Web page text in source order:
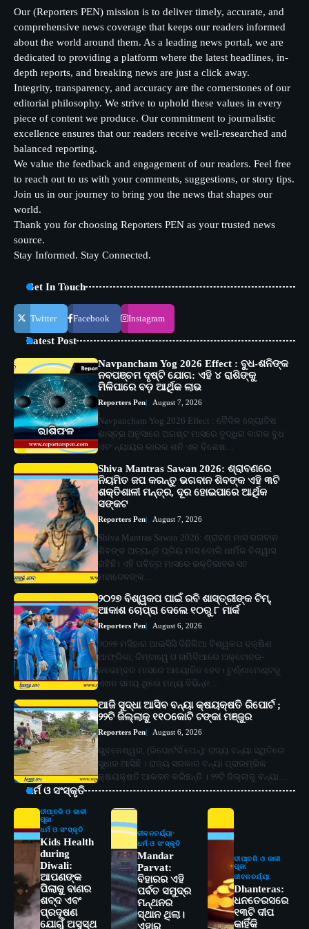
Our (Reporters PEN) mission is to deliver timely, accurate, and
comprehensive news coverage that keeps our readers informed
about the world around them. As a leading news portal, we are
dedicated to providing a platform where the latest headlines, in-
depth reports, and breaking news are just a click away.
Integrity, transparency, and accuracy are the cornerstones of our
editorial philosophy. We strive to uphold these values in every
piece of content we produce. Our commitment to journalistic
excellence ensures that our readers receive well-researched and
balanced reporting.
We value the feedback and engagement of our readers. Feel free
to reach out to us with your comments, suggestions, or story tips.
Join us in our journey to bring you the news that shapes our
world.
Thank you for choosing Reporters PEN as your trusted news
source.
Stay Informed. Stay Connected.
Get In Touch
Twitter Facebook Instagram
Latest Post
Navpancham Yog 2026 Effect : ବୁଧ-ଶନିଙ୍କ
ନବପଞ୍ଚମ ଦୃଷ୍ଟି ଯୋଗ: ଏହି ୪ ରାଶିଙ୍କୁ
ମିଳିପାରେ ବଡ଼ ଆର୍ଥିକ ଲାଭ
Reporters Pen August 7, 2026
Navpancham Yog 2026 Effect : ବୈଦିକ ଜ୍ୟୋତିଷ
ଶାସ୍ତ୍ର ଅନୁସାରେ ଅଗଷ୍ଟ ମାସରେ ବୁଦ୍ଧିର କାରକ ବୁଧ
ଏବଂ ନ୍ୟାୟର କାରକ ଶନି ଏକ ବିଶେଷ…
Shiva Mantras Sawan 2026: ଶ୍ରାବଣରେ
ନିୟମିତ ଜପ କରନ୍ତୁ ଭଗବାନ ଶିବଙ୍କ ଏହି ୩ଟି
ଶକ୍ତିଶାଳୀ ମନ୍ତ୍ର, ଦୂର ହୋଇପାରେ ଆର୍ଥିକ
ସଙ୍କଟ
Reporters Pen August 7, 2026
Shiva Mantras Sawan 2026: ଶ୍ରାବଣ ମାସ ଭଗବାନ
ଶିବଙ୍କ ଅତ୍ୟନ୍ତ ପ୍ରିୟ ମାସ ବୋଲି ଧାର୍ମିକ ବିଶ୍ୱାସ
ରହିଛି। ଏହି ପବିତ୍ର ମାସରେ ଭକ୍ତିଭାବର ସହ
ମହାଦେବଙ୍କ…
୨୦୨୭ ବିଶ୍ୱକପ ପାଇଁ ରବି ଶାସ୍ତ୍ରୀଙ୍କ ଟିମ୍,
ଆକାଶ ଚୋପ୍ରା ଦେଲେ ୧୦ରୁ ୮ ମାର୍କ
Reporters Pen August 6, 2026
୨୦୨୭ ମସିହାର ଆଇସିସି ଦିନିକିଆ ବିଶ୍ୱକପ ଦକ୍ଷିଣ
ଆଫ୍ରିକା, ଜିମ୍ବାୱେ ଓ ନାମିବିଆରେ ଅକ୍ଟୋବର-
ନଭେମ୍ବର ମାସରେ ଆୟୋଜିତ ହେବ। ଟୁର୍ଣ୍ଣାମେଣ୍ଟକୁ
ଏଖନ ସମୟ ଥିଲେ ମଧ୍ୟ ବିଭିନ୍ନ…
ଆଜି ସୁଦ୍ଧା ଆସିବ ବନ୍ୟା କ୍ଷୟକ୍ଷତି ରିପୋର୍ଟ ;
୨୨ଟି ଜିଲ୍ଲାକୁ ୧୧୦କୋଟି ଟଙ୍କା ମଞ୍ଜୁର
Reporters Pen August 6, 2026
ଭୁବନେଶ୍ୱର, (ରିପୋର୍ଟର୍ସ ପେନ୍‌): ରାଜ୍ୟ ବନ୍ୟା ସ୍ଥିତିରେ
ସୁଧାର ଆସିଛି । ରାଜ୍ୟ ସରକାର ବନ୍ୟା ପ୍ରାରମ୍ଭିକ
କ୍ଷୟକ୍ଷତି ଆକଳନ କରିଛନ୍ତି । ୨୨ଟି ଜିଲ୍ଲାକୁ ବନ୍ୟା…
ଧର୍ମ ଓ ସଂସ୍କୃତି
ଦୀପାବଳି ଓ କାଳୀ
ପୂଜା
ଧର୍ମ ଓ ସଂସ୍କୃତି
Kids Health
during
Diwali:
ଆପଣଙ୍କ
ପିଲାକୁ ବାଣର
ଶବ୍ଦ ଏବଂ
ପ୍ରଦୂଷଣ
ଯୋଗୁଁ ଅସୁସ୍ଥ
ଜୀବନଚର୍ଯ୍ୟା
ଧର୍ମ ଓ ସଂସ୍କୃତି
Mandar
Parvat:
ବିହାରର ଏହି
ପର୍ବତ ସମୁଦ୍ର
ମନ୍ଥନର
ସ୍ଥାନ ଥିଲା।
ଏହାର
ଦୀପାବଳି ଓ କାଳୀ
ପୂଜା
ଜୀବନଚର୍ଯ୍ୟା
Dhanteras:
ଧନତେରସରେ
୧୩ଟି ଦୀପ
କାହିଁକି